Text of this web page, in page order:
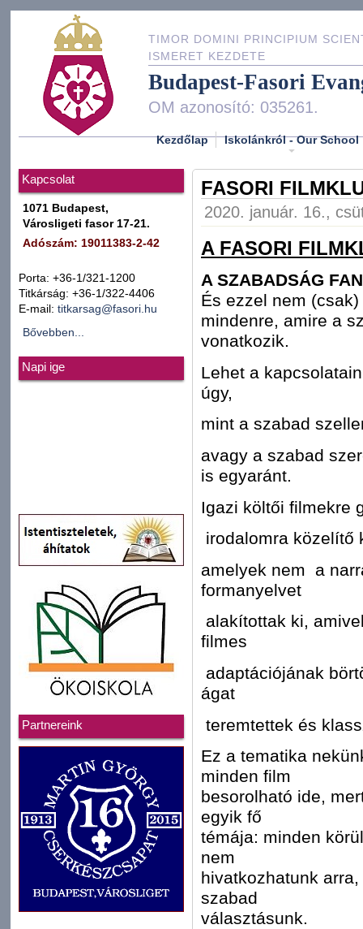
TIMOR DOMINI PRINCIPIUM
ISMERET KEZDETE
Budapest-Fasori
OM azonosító: 035261.
Kezdőlap Iskolánkról - Our School
Kapcsolat
1071 Budapest,
Városligeti fasor 17-21.
Adószám: 19011383-2-42
Porta: +36-1/321-1200
Titkárság: +36-1/322-4406
E-mail: titkarsag@fasori.hu
Bővebben...
Napi ige
Partnereink
FASORI
2020. január. 16.,
A FASORI
A SZABADSÁG
És ezzel nem
mindenre, amire a
vonatkozik.
Lehet a
úgy,
mint a szabad
avagy a szabad
is egyaránt.
Igazi költői filmekre
irodalomra közelítő
amelyek nem a
formanyelvet
alakítottak ki,
filmes
adaptációjának
ágat
teremtettek és
Ez a tematika
minden film
besorolható ide,
egyik fő
témája: minden
nem
hivatkozhatunk
szabad
választásunk.